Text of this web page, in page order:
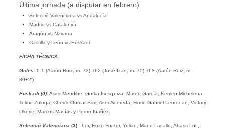
Última jornada (a disputar en febrero)
Selecció Valenciana vs Andalucía
Madrid vs Catalunya
Aragón vs Navarra
Castilla y León vs Euskadi
FICHA TÉCNICA
Goles:0-1 (Aarón Ruiz, m. 73); 0-2 (José Izan, m. 75); 0-3 (Aarón Ruiz, m.
80+2′)
Euskadi (0):Asier Mendibe, Gorka Isusquiza, Mateo García, Kemen Michelena,
Telmo Zuloga, Cheick Oumar Sarr, Aitor Acereda, Florin Gabriel Leordean, Victory
Okorie, Marcos Macías y Pedro Ibañez.
Selecció Valenciana (3): Ihor, Enzo Fuster, Yulian, Manu Lacalle, Abass Luc,